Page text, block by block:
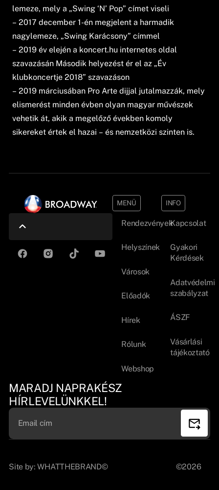
lemeze, mely a „Swing ‘N’ Pop” címet viseli
– 2017 december 1-én megjelent a harmadik
nagylemeze, „Swing Karácsony” címmel
– 2019 év elején a koncert.hu internetes oldal
szavazásán Második helyezést ér el az „Év
klubkoncertje 2018” szavazáson
– 2019 márciusában Pro Arte dijjal jutalmazzák, mely
elismerést minden évben olyan magyar művészek
vehetik át, akik a megelőző években komoly
sikereket értek el hazai – és nemzetközi szinten is.
MENÜ
Rendezvények
Helyszínek
Városok
Előadók
Hírek
Rólunk
Webshop
INFO
Kapcsolat
Gyakori
Kérdések
Adatvédelmi
szabályzat
ÁSZF
Vásárlási
tájékoztató
MARADJ NAPRAKÉSZ
HÍRLEVELÜNKKEL!
Site by:WHATTHEBRAND© ©2026